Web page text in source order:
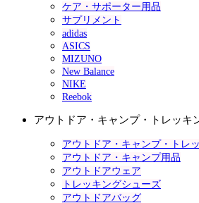
ケア・サポーター用品
サプリメント
adidas
ASICS
MIZUNO
New Balance
NIKE
Reebok
アウトドア・キャンプ・トレッキ
アウトドア・キャンプ・トレ
アウトドア・キャンプ用品
アウトドアウェア
トレッキングシューズ
アウトドアバッグ